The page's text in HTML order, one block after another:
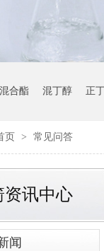
混合酯 混丁醇 正
页 > 常见问答
资讯中心
闻